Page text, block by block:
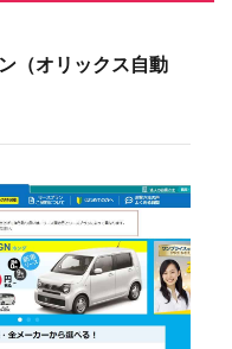
（オリックス自動